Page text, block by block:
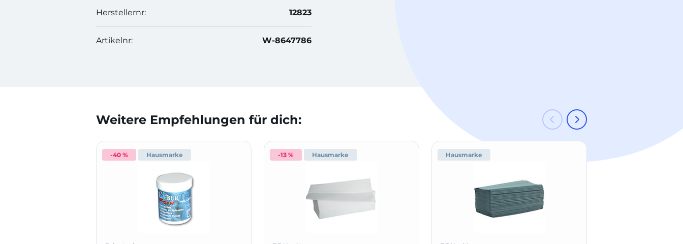
Herstellernr: 12823
Artikelnr: W-8647786
Weitere Empfehlungen für dich:
-40 % Hausmarke -13 % Hausmarke Hausmarke -53 %